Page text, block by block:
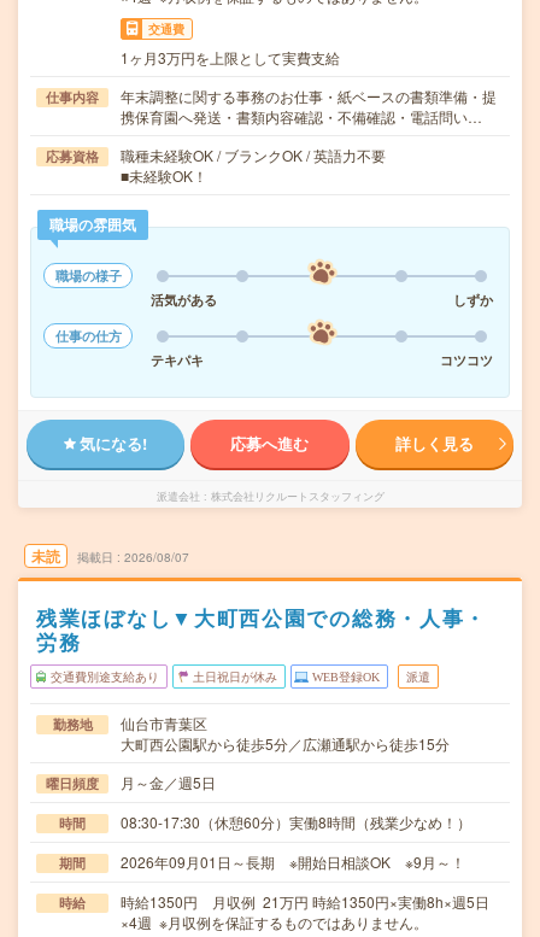
交通費
1ヶ月3万円を上限として実費支給
仕事内容
年末調整に関する事務のお仕事・紙ベースの書類準備・提
携保育園へ発送・書類内容確認・不備確認・電話問い…
応募資格
職種未経験OK / ブランクOK / 英語力不要
■未経験OK！
職場の雰囲気
職場の様子
活気がある
しずか
仕事の仕方
テキパキ
コツコツ
気になる! 応募へ進む 詳しく見る
派遣会社 株式会社リクルートスタッフィング
未読 掲載日 2026/08/07
残業ほぼなし▼大町西公園での総務・人事・
労務
交通費別途支給あり 土日祝日が休み WEB登録OK 派遣
勤務地
仙台市青葉区
大町西公園駅から徒歩5分／広瀬通駅から徒歩15分
曜日頻度 月～金／週5日
時間 08:30-17:30（休憩60分）実働8時間（残業少なめ！）
期間 2026年09月01日～長期 ※開始日相談OK ※9月～！
時給
時給1350円 月収例 21万円 時給1350円×実働8h×週5日
×4週 ※月収例を保証するものではありません。